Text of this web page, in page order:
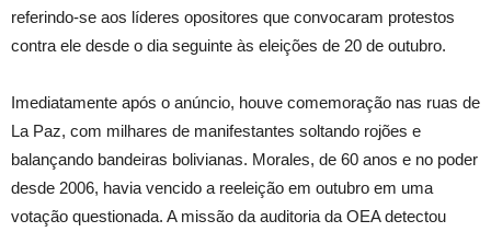
referindo-se aos líderes opositores que convocaram protestos
contra ele desde o dia seguinte às eleições de 20 de outubro.
Imediatamente após o anúncio, houve comemoração nas ruas de
La Paz, com milhares de manifestantes soltando rojões e
balançando bandeiras bolivianas. Morales, de 60 anos e no poder
desde 2006, havia vencido a reeleição em outubro em uma
votação questionada. A missão da auditoria da OEA detectou